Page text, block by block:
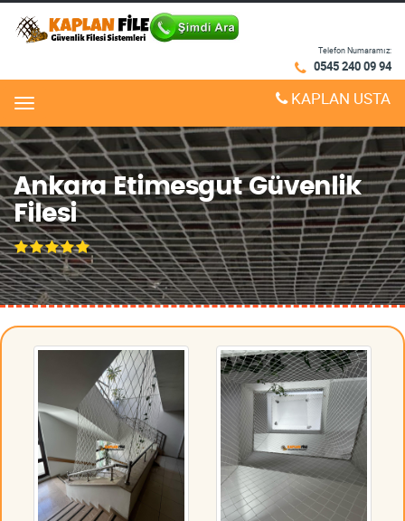
Telefon Numaramız:
0545 240 09 94
Menu KAPLAN USTA
Ankara Etimesgut Güvenlik
Filesi